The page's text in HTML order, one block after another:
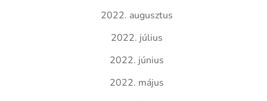
2022. augusztus
2022. július
2022. június
2022. május